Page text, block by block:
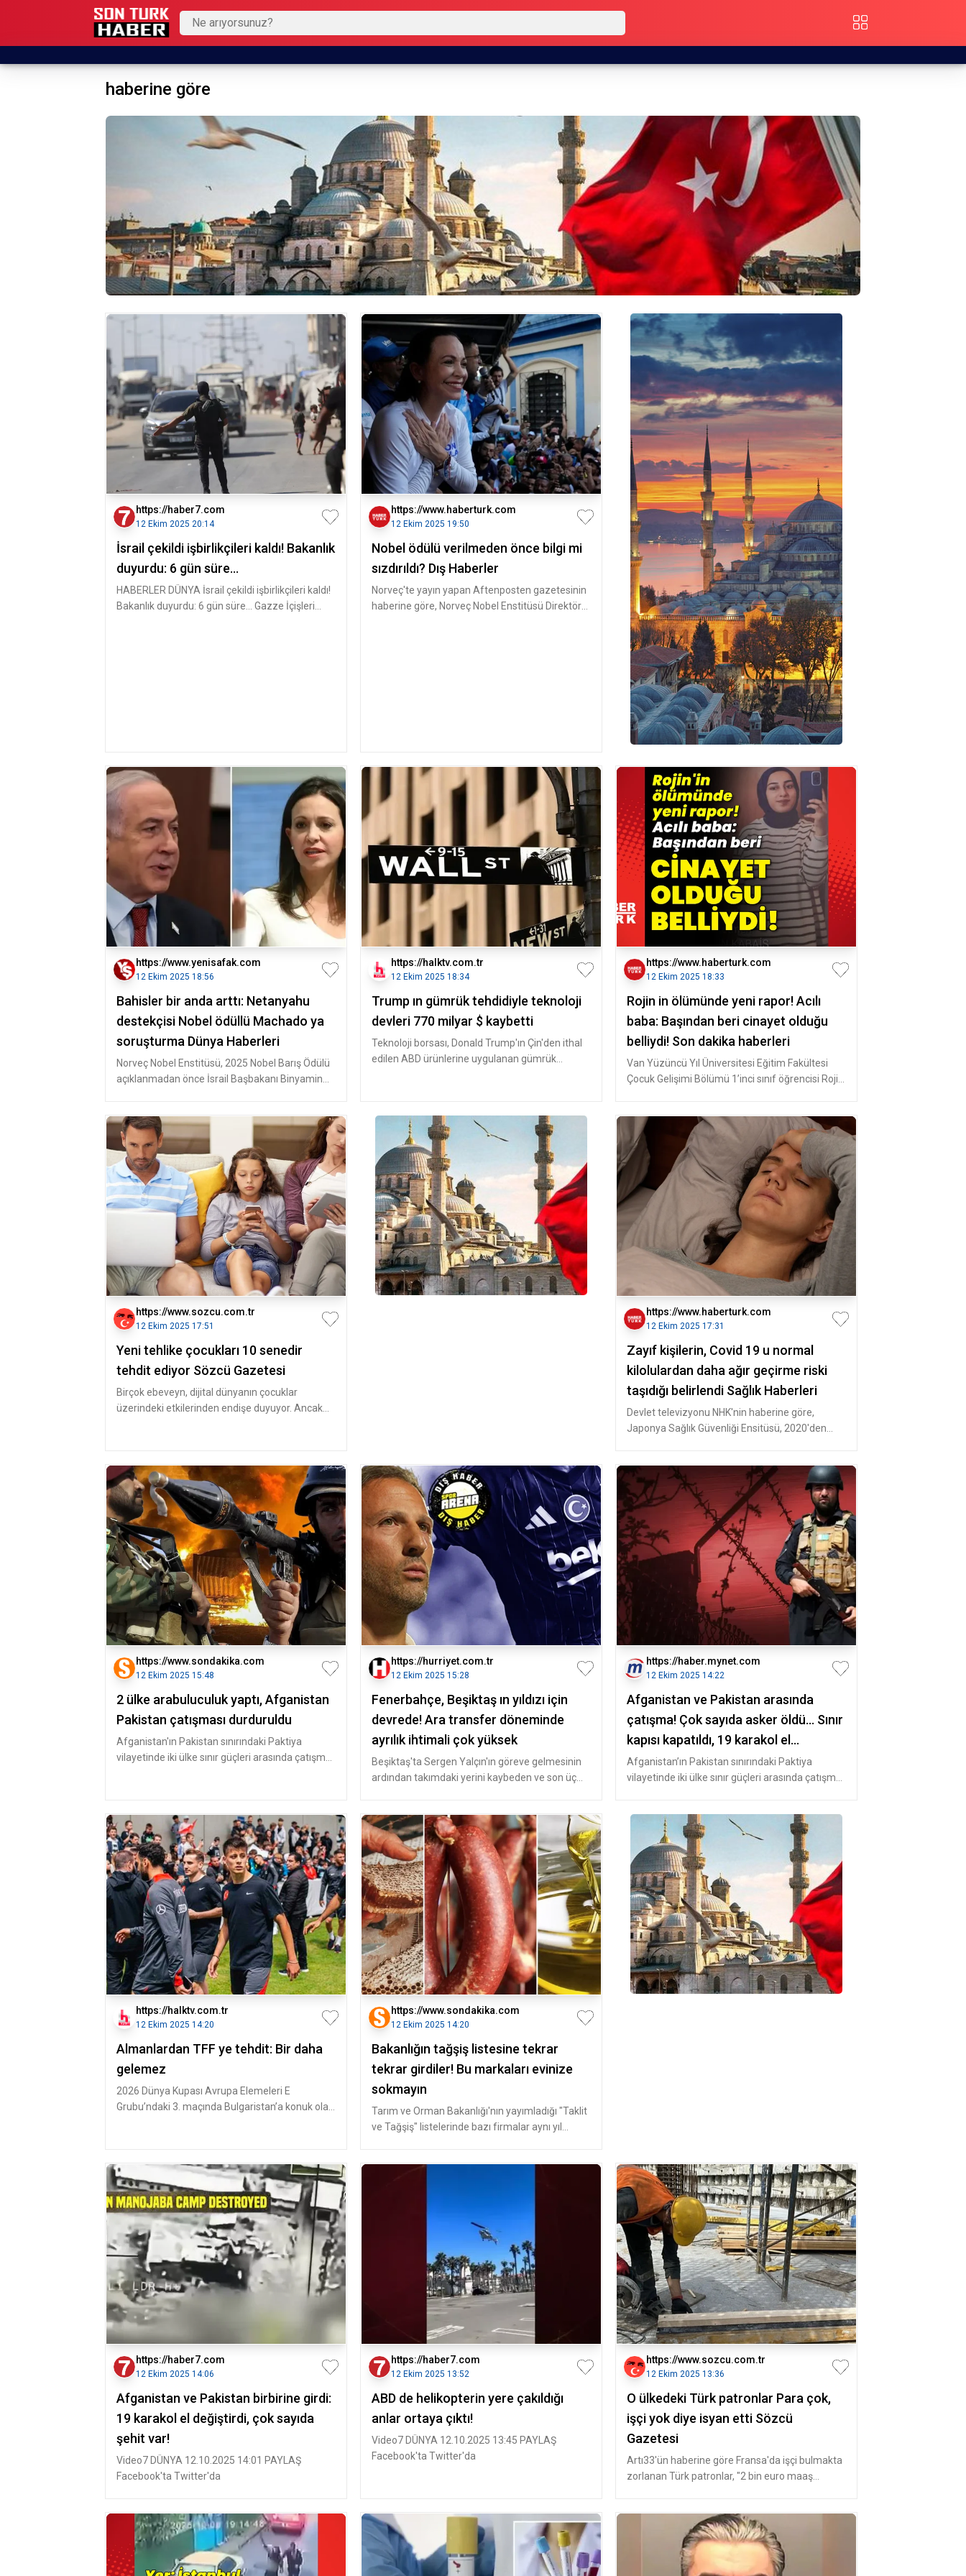
haberine göre
https://haber7.com
12 Ekim 2025 20:14
İsrail çekildi işbirlikçileri kaldı! Bakanlık
duyurdu: 6 gün süre...
HABERLER DÜNYA İsrail çekildi işbirlikçileri kaldı!
Bakanlık duyurdu: 6 gün süre... Gazze İçişleri
https://www.haberturk.com
12 Ekim 2025 19:50
Nobel ödülü verilmeden önce bilgi mi
sızdırıldı? Dış Haberler
Norveç'te yayın yapan Aftenposten gazetesinin
haberine göre, Norveç Nobel Enstitüsü Direktörü
https://www.yenisafak.com
12 Ekim 2025 18:56
Bahisler bir anda arttı: Netanyahu
destekçisi Nobel ödüllü Machado ya
soruşturma Dünya Haberleri
Norveç Nobel Enstitüsü, 2025 Nobel Barış Ödülü
açıklanmadan önce İsrail Başbakanı Binyamin
https://halktv.com.tr
12 Ekim 2025 18:34
Trump ın gümrük tehdidiyle teknoloji
devleri 770 milyar $ kaybetti
Teknoloji borsası, Donald Trump'ın Çin'den ithal
edilen ABD ürünlerine uygulanan gümrük
https://www.haberturk.com
12 Ekim 2025 18:33
Rojin in ölümünde yeni rapor! Acılı
baba: Başından beri cinayet olduğu
belliydi! Son dakika haberleri
Van Yüzüncü Yıl Üniversitesi Eğitim Fakültesi
Çocuk Gelişimi Bölümü 1’inci sınıf öğrencisi Rojin
https://www.sozcu.com.tr
12 Ekim 2025 17:51
Yeni tehlike çocukları 10 senedir
tehdit ediyor Sözcü Gazetesi
Birçok ebeveyn, dijital dünyanın çocuklar
üzerindeki etkilerinden endişe duyuyor. Ancak
https://www.haberturk.com
12 Ekim 2025 17:31
Zayıf kişilerin, Covid 19 u normal
kilolulardan daha ağır geçirme riski
taşıdığı belirlendi Sağlık Haberleri
Devlet televizyonu NHK'nin haberine göre,
Japonya Sağlık Güvenliği Ensitüsü, 2020'den
https://www.sondakika.com
12 Ekim 2025 15:48
2 ülke arabuluculuk yaptı, Afganistan
Pakistan çatışması durduruldu
Afganistan'ın Pakistan sınırındaki Paktiya
vilayetinde iki ülke sınır güçleri arasında çatışma
https://hurriyet.com.tr
12 Ekim 2025 15:28
Fenerbahçe, Beşiktaş ın yıldızı için
devrede! Ara transfer döneminde
ayrılık ihtimali çok yüksek
Beşiktaş'ta Sergen Yalçın'ın göreve gelmesinin
ardından takımdaki yerini kaybeden ve son üç
https://haber.mynet.com
12 Ekim 2025 14:22
Afganistan ve Pakistan arasında
çatışma! Çok sayıda asker öldü... Sınır
kapısı kapatıldı, 19 karakol el
değiştirdi
Afganistan’ın Pakistan sınırındaki Paktiya
vilayetinde iki ülke sınır güçleri arasında çatışma
https://halktv.com.tr
12 Ekim 2025 14:20
Almanlardan TFF ye tehdit: Bir daha
gelemez
2026 Dünya Kupası Avrupa Elemeleri E
Grubu’ndaki 3. maçında Bulgaristan’a konuk olan
https://www.sondakika.com
12 Ekim 2025 14:20
Bakanlığın tağşiş listesine tekrar
tekrar girdiler! Bu markaları evinize
sokmayın
Tarım ve Orman Bakanlığı'nın yayımladığı "Taklit
ve Tağşiş" listelerinde bazı firmalar aynı yıl
https://haber7.com
12 Ekim 2025 14:06
Afganistan ve Pakistan birbirine girdi:
19 karakol el değiştirdi, çok sayıda
şehit var!
Video7 DÜNYA 12.10.2025 14:01 PAYLAŞ
Facebook'ta Twitter'da
https://haber7.com
12 Ekim 2025 13:52
ABD de helikopterin yere çakıldığı
anlar ortaya çıktı!
Video7 DÜNYA 12.10.2025 13:45 PAYLAŞ
Facebook'ta Twitter'da
https://www.sozcu.com.tr
12 Ekim 2025 13:36
O ülkedeki Türk patronlar Para çok,
işçi yok diye isyan etti Sözcü
Gazetesi
Artı33'ün haberine göre Fransa'da işçi bulmakta
zorlanan Türk patronlar, "2 bin euro maaş